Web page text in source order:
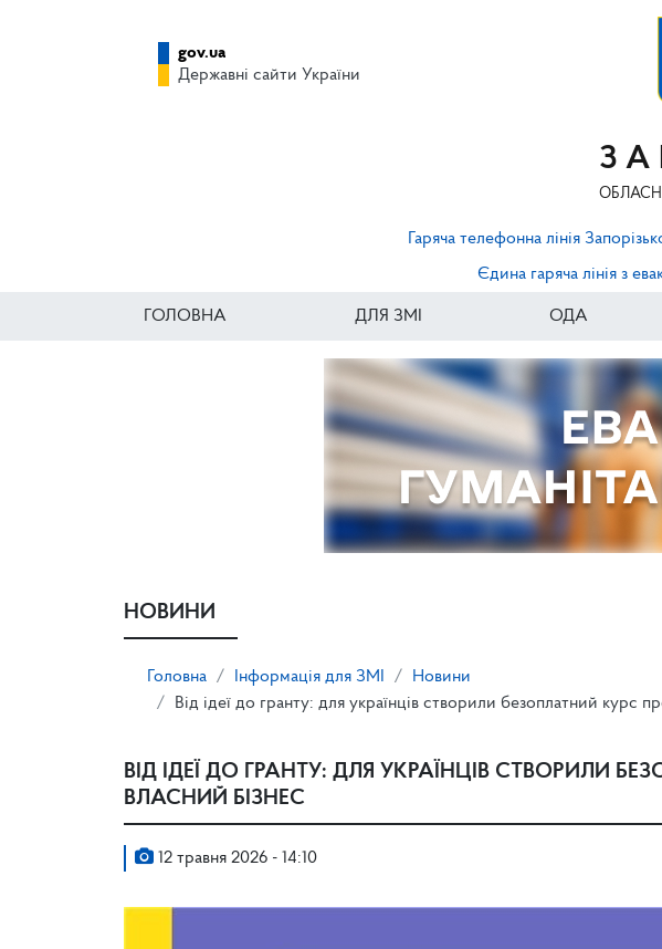
gov.ua
Державні сайти України
Гаряча телефонна лінія
Єдина гаряча лінія з
ГОЛОВНА ДЛЯ ЗМІ ОДА
НОВИНИ
Головна Інформація для ЗМІ
Новини
Від ідеї до гранту: для українців створили безоплатний курс
ВІД ІДЕЇ ДО ГРАНТУ: ДЛЯ УКРАЇНЦІВ СТВОРИЛИ
ВЛАСНИЙ БІЗНЕС
12 травня 2026 - 14:10